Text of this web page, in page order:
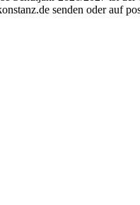
senden oder auf